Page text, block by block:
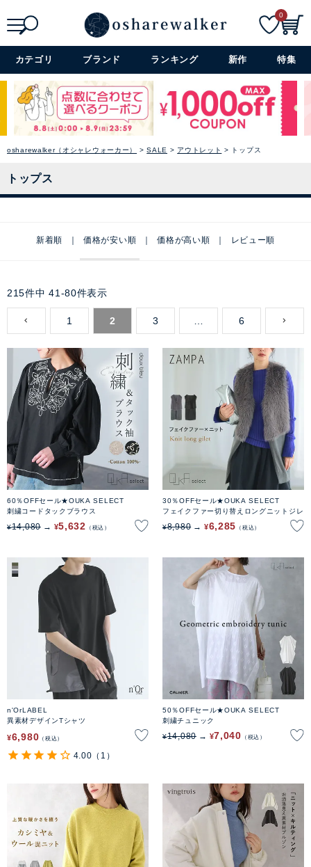
詳細検索+
0
カテゴリ ブランド ランキング 新作 特集
osharewalker（オシャレウォーカー） SALE アウトレット トップス
トップス
新着順 価格が安い順 価格が高い順 レビュー順
215件中 41 -80件表示
1 2 3 6
60％OFFセール★OUKA SELECT
刺繍コードタックブラウス
¥14,080 ¥5,632 税込
30％OFFセール★OUKA SELECT
フェイクファー切り替えロングニットジレ
¥8,980 ¥6,285 税込
n'OrLABEL
異素材デザインTシャツ
¥6,980 税込
4.00 （1）
50％OFFセール★OUKA SELECT
刺繍チュニック
¥14,080 ¥7,040 税込